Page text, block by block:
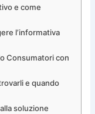
e come
l’informativa
Consumatori con
e quando
soluzione